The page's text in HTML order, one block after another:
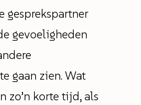
gesprekspartner
gevoeligheden
gaan zien. Wat
zo’n korte tijd, als